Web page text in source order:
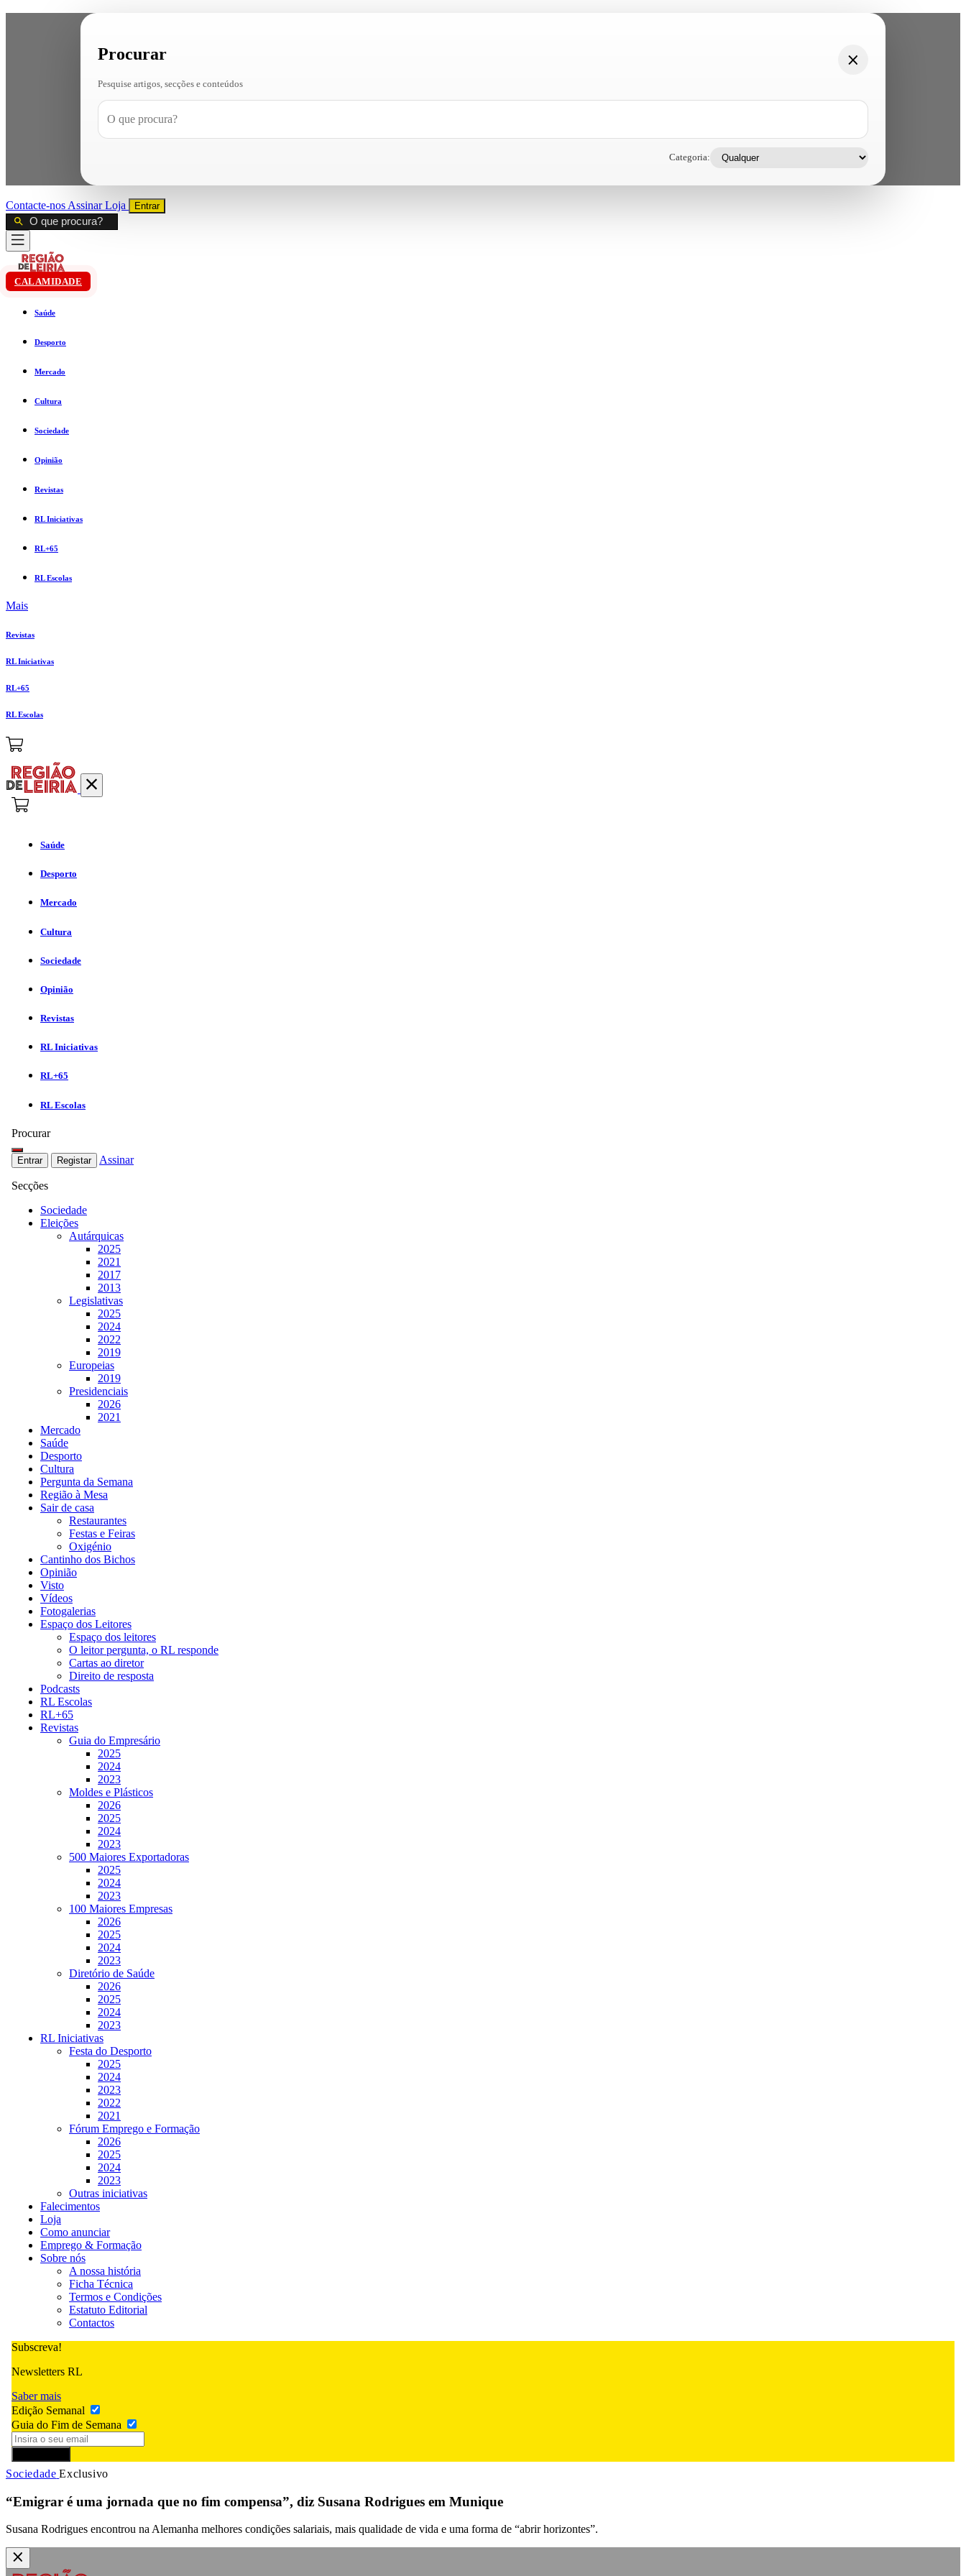
Procurar
Pesquise artigos, secções e conteúdos
Categoria:
Contacte-nos AssinarLoja Entrar
CALAMIDADE
Saúde
Desporto
Mercado
Cultura
Sociedade
Opinião
Revistas
RL Iniciativas
RL+65
RL Escolas
Mais
Revistas
RL Iniciativas
RL+65
RL Escolas
Saúde
Desporto
Mercado
Cultura
Sociedade
Opinião
Revistas
RL Iniciativas
RL+65
RL Escolas
Procurar
Entrar Registar Assinar
Secções
Sociedade
Eleições
Autárquicas
2025
2021
2017
2013
Legislativas
2025
2024
2022
2019
Europeias
2019
Presidenciais
2026
2021
Mercado
Saúde
Desporto
Cultura
Pergunta da Semana
Região à Mesa
Sair de casa
Restaurantes
Festas e Feiras
Oxigénio
Cantinho dos Bichos
Opinião
Visto
Vídeos
Fotogalerias
Espaço dos Leitores
Espaço dos leitores
O leitor pergunta, o RL responde
Cartas ao diretor
Direito de resposta
Podcasts
RL Escolas
RL+65
Revistas
Guia do Empresário
2025
2024
2023
Moldes e Plásticos
2026
2025
2024
2023
500 Maiores Exportadoras
2025
2024
2023
100 Maiores Empresas
2026
2025
2024
2023
Diretório de Saúde
2026
2025
2024
2023
RL Iniciativas
Festa do Desporto
2025
2024
2023
2022
2021
Fórum Emprego e Formação
2026
2025
2024
2023
Outras iniciativas
Falecimentos
Loja
Como anunciar
Emprego & Formação
Sobre nós
A nossa história
Ficha Técnica
Termos e Condições
Estatuto Editorial
Contactos
Subscreva!
Newsletters RL
Saber mais
Edição Semanal
Guia do Fim de Semana
Sociedade Exclusivo
“Emigrar é uma jornada que no fim compensa”, diz Susana Rodrigues em Munique
Susana Rodrigues encontrou na Alemanha melhores condições salariais, mais qualidade de vida e uma forma de “abrir horizontes”.